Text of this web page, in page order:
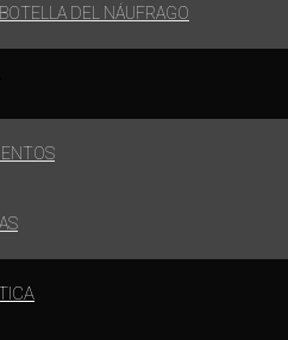
DEL NÁUFRAGO